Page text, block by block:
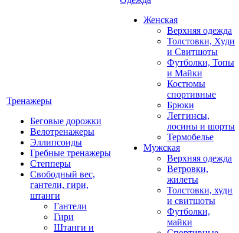
Тренажеры
Беговые дорожки
Велотренажеры
Эллипсоиды
Гребные тренажеры
Степперы
Свободный вес,
гантели, гири,
штанги
Гантели
Гири
Штанги и
Женская
Верхняя одежда
Толстовки, Худи
и Свитшоты
Футболки, Топы
и Майки
Костюмы
спортивные
Брюки
Леггинсы,
лосины и шорты
Термобелье
Мужская
Верхняя одежда
Ветровки,
жилеты
Толстовки, худи
и свитшоты
Футболки,
майки